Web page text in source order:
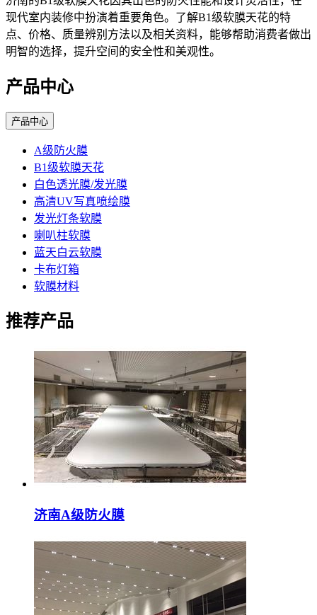
现代室内装修中扮演着重要角色。了解B1级软膜天花的特
点、价格、质量辨别方法以及相关资料，能够帮助消费者做出
明智的选择，提升空间的安全性和美观性。
产品中心
产品中心
A级防火膜
B1级软膜天花
白色透光膜/发光膜
高清UV写真喷绘膜
发光灯条软膜
喇叭柱软膜
蓝天白云软膜
卡布灯箱
软膜材料
推荐产品
济南A级防火膜